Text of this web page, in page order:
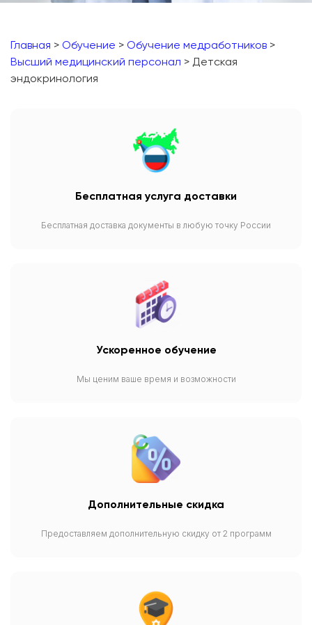
Главная > Обучение > Обучение медработников >
Высший медицинский персонал > Детская
эндокринология
Бесплатная услуга доставки
Бесплатная доставка документы в любую точку России
Ускоренное обучение
Мы ценим ваше время и возможности
Дополнительные скидка
Предоставляем дополнительную скидку от 2 программ